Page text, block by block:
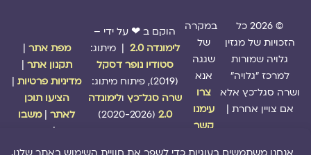
© 2026 כל
הזכויות של מגזין
גלויה שמורות
למרכז "גלויה"
ושרה סגל־כץ אלא
אם צויין אחרת |
במקרה
של
שגגה
אנא
צרו
עימנו
קשר
הוקם ב ❤ על ידי –
לימונדה 2.0
| מיתוג:
סטודיו נופר דסקל
שרה סגל־כץולימונדה
2.0
(2020-2026)
מפת אתר|
תקנון אתר|
מדיניות פרטיות|
הציעו תוכן
לאתר| משבו
תמכו בנו